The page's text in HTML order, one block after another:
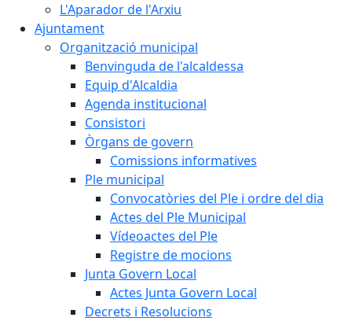
L'Aparador de l'Arxiu
Ajuntament
Organització municipal
Benvinguda de l'alcaldessa
Equip d'Alcaldia
Agenda institucional
Consistori
Òrgans de govern
Comissions informatives
Ple municipal
Convocatòries del Ple i ordre del dia
Actes del Ple Municipal
Vídeoactes del Ple
Registre de mocions
Junta Govern Local
Actes Junta Govern Local
Decrets i Resolucions